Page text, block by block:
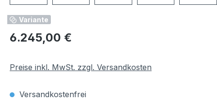
Variante
Regulärer Preis:
6.245,00 €
Preise inkl. MwSt. zzgl. Versandkosten
Versandkostenfrei